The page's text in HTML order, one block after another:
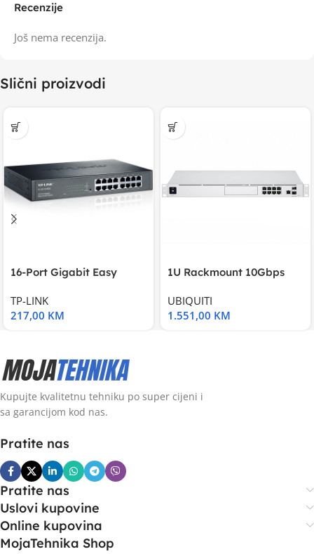
Recenzije
Još nema recenzija.
Slični proizvodi
16-Port Gigabit Easy
TP-LINK
217,00 KM
1U Rackmount 10Gbps
UBIQUITI
1.551,00 KM
Kupujte kvalitetnu tehniku po super cijeni i
sa garancijom kod nas.
Pratite nas
Pratite nas
Uslovi kupovine
Online kupovina
MojaTehnika Shop